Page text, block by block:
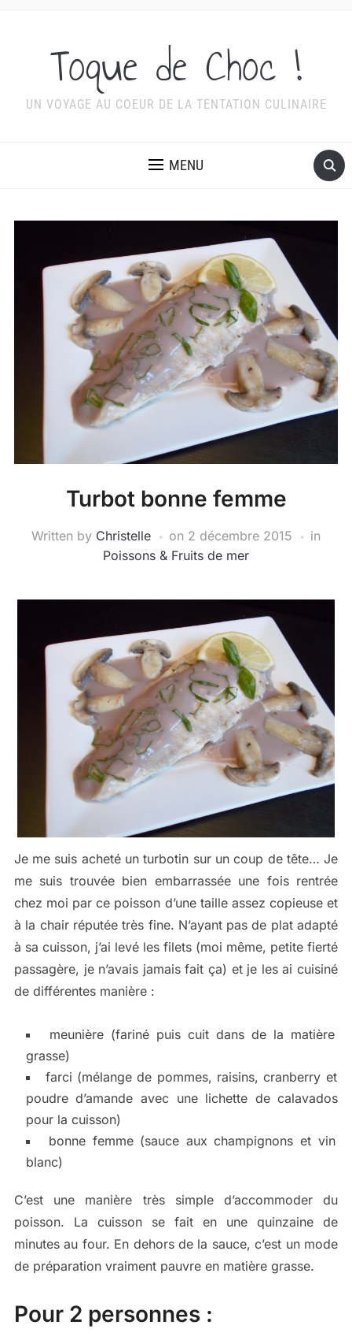
Toque de Choc !
UN VOYAGE AU COEUR DE LA TENTATION CULINAIRE
MENU
Turbot bonne femme
Written by Christelle on 2 décembre 2015
in
Poissons & Fruits de mer
Je me suis acheté un turbotin sur un coup de tête… Je
me suis trouvée bien embarrassée une fois rentrée
chez moi par ce poisson d’une taille assez copieuse et
à la chair réputée très fine. N’ayant pas de plat adapté
à sa cuisson, j’ai levé les filets (moi même, petite fierté
passagère, je n’avais jamais fait ça) et je les ai cuisiné
de différentes manière :
meunière (fariné puis cuit dans de la matière
grasse)
farci (mélange de pommes, raisins, cranberry et
poudre d’amande avec une lichette de calavados
pour la cuisson)
bonne femme (sauce aux champignons et vin
blanc)
C’est une manière très simple d’accommoder du
poisson. La cuisson se fait en une quinzaine de
minutes au four. En dehors de la sauce, c’est un mode
de préparation vraiment pauvre en matière grasse.
Pour 2 personnes :